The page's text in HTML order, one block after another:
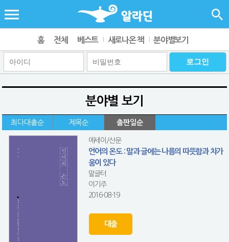
홈 전체 베스트 새로나온 책 분야별보기
분야별 보기
최다대출순 제목순 출판일순
에세이/산문
언어의 온도 : 말과 글에는 나름의 따뜻함과 차가
움이 있다
말글터
이기주
2016-08-19
대출